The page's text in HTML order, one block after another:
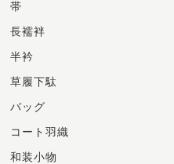
帯
長襦袢
半衿
草履下駄
バッグ
コート羽織
和装小物